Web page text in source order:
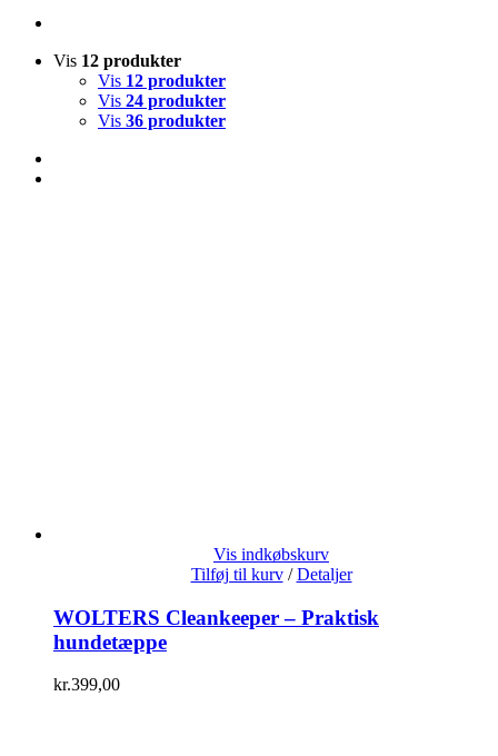
Vis 12 produkter
Vis 12 produkter
Vis 24 produkter
Vis 36 produkter
Vis indkøbskurv
Tilføj til kurv / Detaljer
WOLTERS Cleankeeper – Praktisk
hundetæppe
kr.399,00